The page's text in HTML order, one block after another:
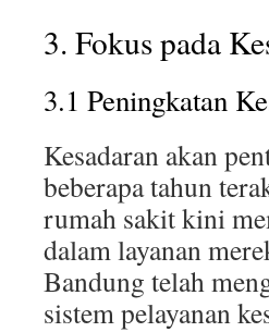
3. Fokus pada
3.1 Peningkatan
Kesadaran akan
beberapa tahun
rumah sakit kini
dalam layanan
Bandung telah
sistem pelayanan